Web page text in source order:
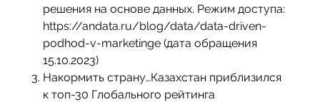
решения на основе данных. Режим доступа:
https://andata.ru/blog/data/data-driven-
podhod-v-marketinge (дата обращения
15.10.2023)
Накормить страну…Казахстан приблизился
к топ-30 Глобального рейтинга